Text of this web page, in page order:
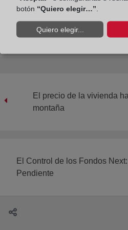
Compartir:
El precio de la vivienda
montaña
El Control de los Fondos
Pendiente
botón “Quiero elegir…”
Quiero elegir...